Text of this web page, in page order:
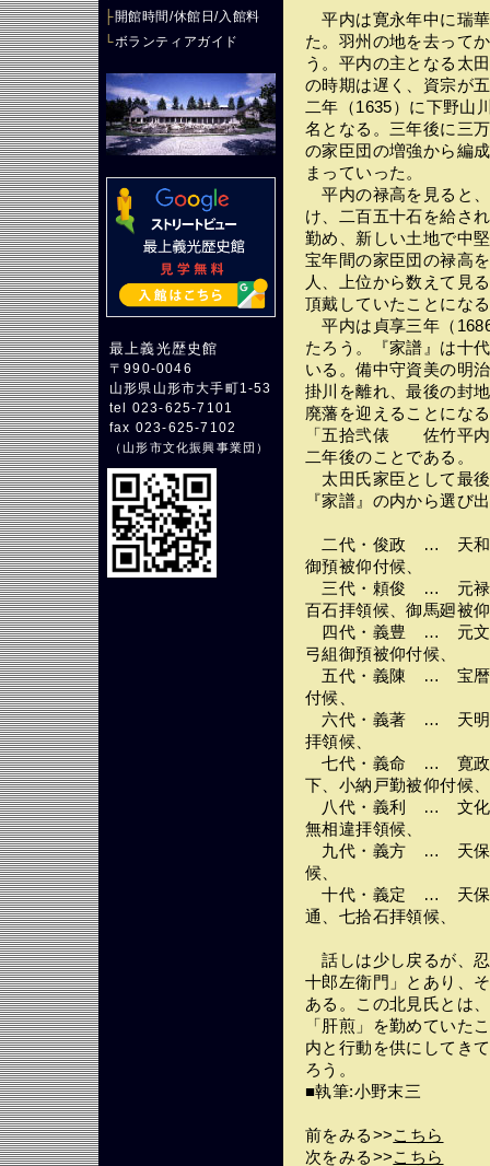
├開館時間/休館日/入館料
└ボランティアガイド
最上義光歴史館
〒990-0046
山形県山形市大手町1-53
tel 023-625-7101
fax 023-625-7102
（山形市文化振興事業団 ）
平内は寛永年中に瑞
た。羽州の地を去って
う。平内の主となる太
の時期は遅く、資宗が
二年（1635）に下野山
名となる。三年後に三
の家臣団の増強から編
まっていった。
平内の禄高を見ると
け、二百五十石を給さ
勤め、新しい土地で中
宝年間の家臣団の禄高
人、上位から数えて見
頂戴していたことにな
平内は貞享三年（
たろう。『家譜』は十
いる。備中守資美の明
掛川を離れ、最後の封
廃藩を迎えることにな
「五拾弐俵 佐竹平内
二年後のことである。
太田氏家臣として最
『家譜』の内から選び
二代・俊政 … 天和二
御預被仰付候、
三代・頼俊 … 元禄十
百石拝領候、御馬廻被
四代・義豊 … 元文二
弓組御預被仰付候、
五代・義陳 … 宝暦八
付候、
六代・義著 … 天明二
拝領候、
七代・義命 … 寛政四
下、小納戸勤被仰付候、
八代・義利 … 文化二
無相違拝領候、
九代・義方 … 天保元
候、
十代・義定 … 天保六
通、七拾石拝領候、
話しは少し戻るが、
十郎左衛門」とあり、
ある。この北見氏とは
「肝煎」を勤めていた
内と行動を供にしてき
ろう。
■執筆:小野末三
前をみる>>こちら
次をみる>>こちら